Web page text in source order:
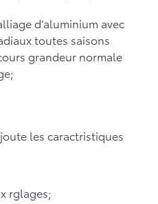
d’aluminium avec
toutes saisons
grandeur normale
les caractristiques
rglages;